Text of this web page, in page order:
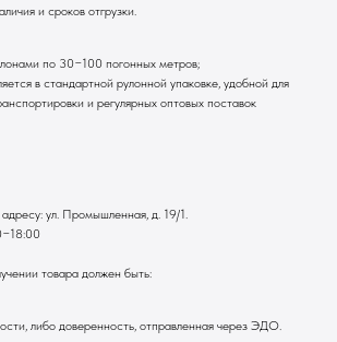
и сроков отгрузки.
по 30−100 погонных метров;
в стандартной рулонной упаковке, удобной для
и регулярных оптовых поставок
ул. Промышленная, д. 19/1.
товара должен быть:
либо доверенность, отправленная через ЭДО.